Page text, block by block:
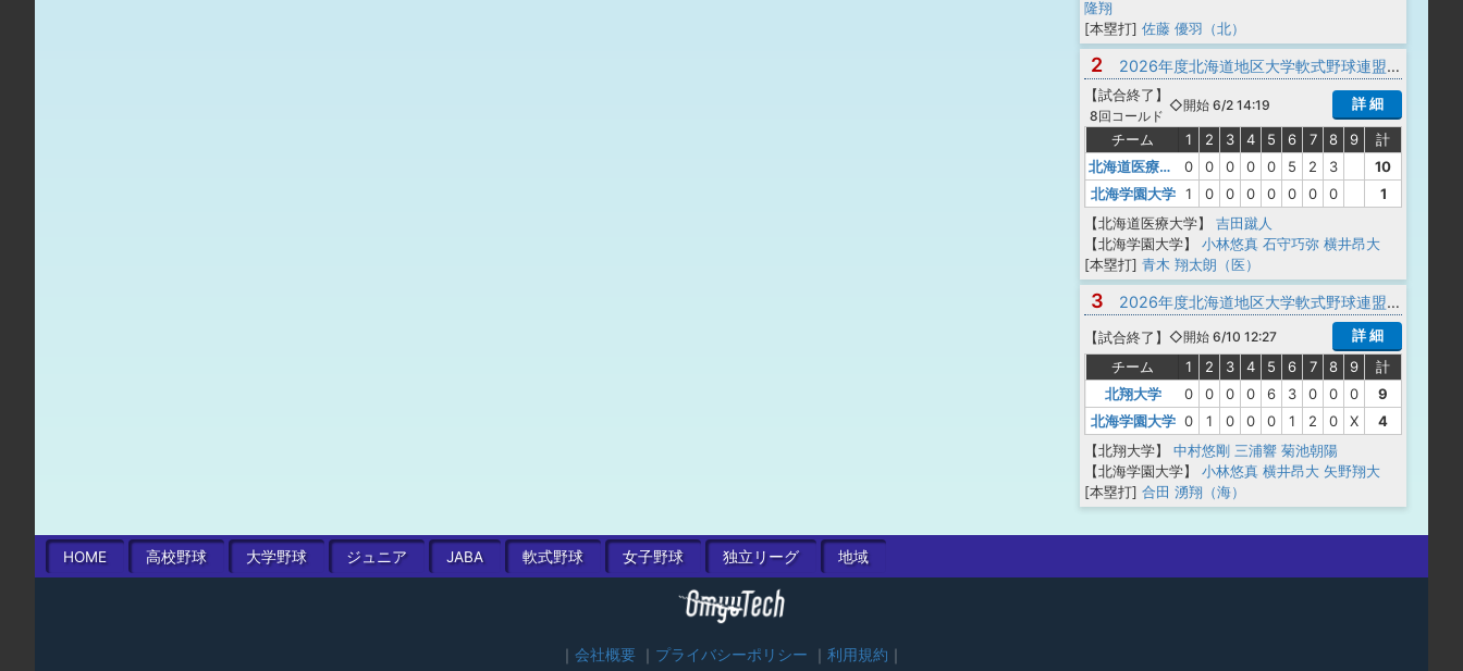
隆翔
[本塁打] 佐藤 優羽（北）
2 2026年度北海道地区大学軟式野球連盟春季リーグ戦 1部
【試合終了 】
8回コールド
◇開始 6/2 14:19 詳 細
チーム 1 2 3 4 5 6 7 8 9
計
北海道医療大学
0 0 0 0 0 5 2 3
10
北海学園大学 1 0 0 0 0 0 0 0
1
【北海道医療大学】
吉田蹴人
【北海学園大学】
小林悠真 石守巧弥 横井昂大
[本塁打] 青木 翔太朗（医）
3 2026年度北海道地区大学軟式野球連盟春季リーグ戦 1部
【試合終了 】 ◇開始 6/10 12:27
詳 細
チーム
1 2 3 4 5 6 7 8 9
計
北翔大学
0 0 0 0 6 3 0 0 0
9
北海学園大学 0 1 0 0 0 1 2 0 X
4
【北翔大学】
中村悠剛 三浦響 菊池朝陽
【北海学園大学】
小林悠真 横井昂大 矢野翔大
[本塁打] 合田 湧翔（海）
HOME 高校野球 大学野球 ジュニア JABA 軟式野球 女子野球 独立リーグ 地域
会社概要 プライバシーポリシー 利用規約